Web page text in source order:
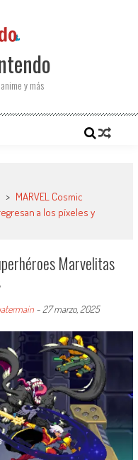
y más
> MARVEL Cosmic
a los píxeles y
Marvelitas
- 27 marzo, 2025